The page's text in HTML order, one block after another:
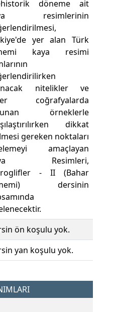
döneme ait
resimlerinin
yer alan Türk
kaya resimi
nitelikler ve
coğrafyalarda
örneklerle
dikkat
gereken noktaları
amaçlayan
Resimleri,
- II (Bahar
dersinin
ön koşulu yok.
yan koşulu yok.